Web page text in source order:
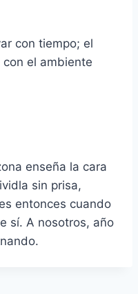
con tiempo; el
el ambiente
enseña la cara
sin prisa,
entonces cuando
sí. A nosotros, año